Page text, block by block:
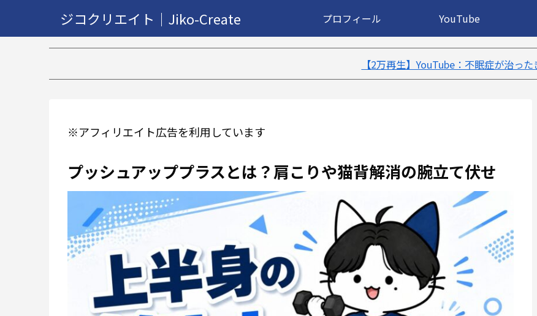
ジコクリエイト｜Jiko-Create プロフィール YouTube
【2万再生】YouTube：不眠症が治ったきっかけ５選｜不眠症体験談
※アフィリエイト広告を利用しています
プッシュアッププラスとは？肩こりや猫背解消の腕立て伏せ